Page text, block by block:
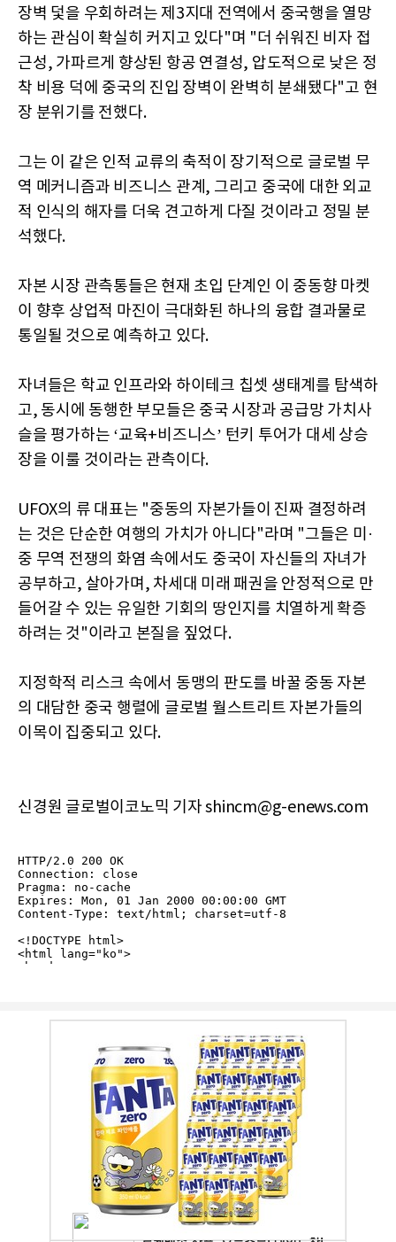
장벽 덫을 우회하려는 제3지대 전역에서 중국행을 열망
하는 관심이 확실히 커지고 있다"며 "더 쉬워진 비자 접
근성, 가파르게 향상된 항공 연결성, 압도적으로 낮은 정
착 비용 덕에 중국의 진입 장벽이 완벽히 분쇄됐다"고 현
장 분위기를 전했다.
그는 이 같은 인적 교류의 축적이 장기적으로 글로벌 무
역 메커니즘과 비즈니스 관계, 그리고 중국에 대한 외교
적 인식의 해자를 더욱 견고하게 다질 것이라고 정밀 분
석했다.
자본 시장 관측통들은 현재 초입 단계인 이 중동향 마켓
이 향후 상업적 마진이 극대화된 하나의 융합 결과물로
통일될 것으로 예측하고 있다.
자녀들은 학교 인프라와 하이테크 칩셋 생태계를 탐색하
고, 동시에 동행한 부모들은 중국 시장과 공급망 가치사
슬을 평가하는 ‘교육+비즈니스’ 턴키 투어가 대세 상승
장을 이룰 것이라는 관측이다.
UFOX의 류 대표는 "중동의 자본가들이 진짜 결정하려
는 것은 단순한 여행의 가치가 아니다"라며 "그들은 미·
중 무역 전쟁의 화염 속에서도 중국이 자신들의 자녀가
공부하고, 살아가며, 차세대 미래 패권을 안정적으로 만
들어갈 수 있는 유일한 기회의 땅인지를 치열하게 확증
하려는 것"이라고 본질을 짚었다.
지정학적 리스크 속에서 동맹의 판도를 바꿀 중동 자본
의 대담한 중국 행렬에 글로벌 월스트리트 자본가들의
이목이 집중되고 있다.
신경원 글로벌이코노믹 기자 shincm@g-enews.com